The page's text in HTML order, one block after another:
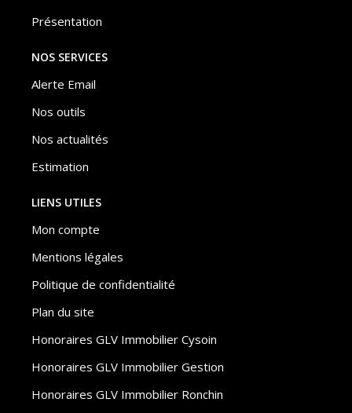
Présentation
NOS SERVICES
Alerte Email
Nos outils
Nos actualités
Estimation
LIENS UTILES
Mon compte
Mentions légales
Politique de confidentialité
Plan du site
Honoraires GLV Immobilier Cysoin
Honoraires GLV Immobilier Gestion
Honoraires GLV Immobilier Ronchin